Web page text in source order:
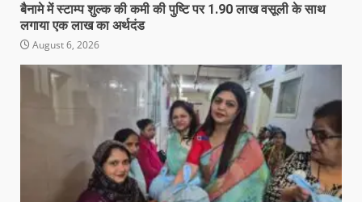
बैनामे में स्टाम्प शुल्क की कमी की पुष्टि पर 1.90 लाख वसूली के साथ
लगाया एक लाख का अर्थदंड
August 6, 2026